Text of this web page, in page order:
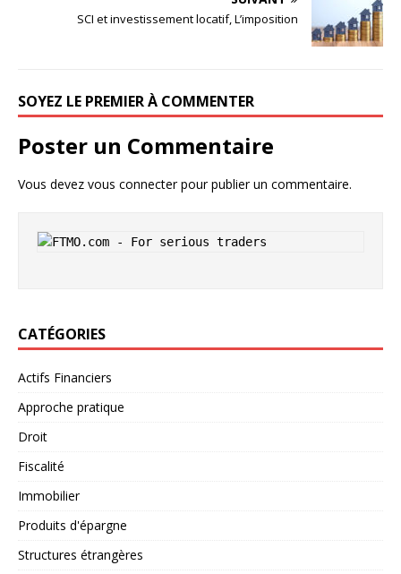
SCI et investissement locatif, L’imposition
SOYEZ LE PREMIER À COMMENTER
Poster un Commentaire
Vous devez vous connecterpour publier un commentaire.
CATÉGORIES
Actifs Financiers
Approche pratique
Droit
Fiscalité
Immobilier
Produits d'épargne
Structures étrangères